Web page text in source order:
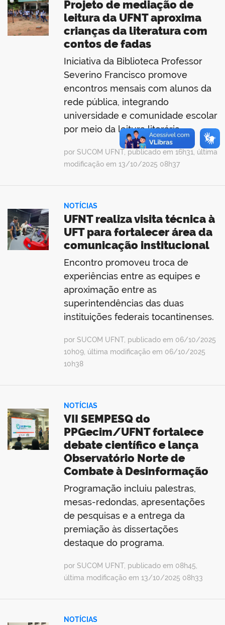
Projeto de mediação de
leitura da UFNT aproxima
crianças da literatura com
contos de fadas
Iniciativa da Biblioteca Professor
Severino Francisco promove
encontros mensais com alunos da
rede pública, integrando
universidade e comunidade escolar
por meio da leitura literária
por SUCOM UFNT, publicado em 16h31, última
modificação em 13/10/2025 08h37
NOTÍCIAS
UFNT realiza visita técnica à
UFT para fortalecer área da
comunicação institucional
Encontro promoveu troca de
experiências entre as equipes e
aproximação entre as
superintendências das duas
instituições federais tocantinenses.
por SUCOM UFNT, publicado em 06/10/2025
10h09, última modificação em 06/10/2025
10h38
NOTÍCIAS
VII SEMPESQ do
PPGecim/UFNT fortalece
debate científico e lança
Observatório Norte de
Combate à Desinformação
Programação incluiu palestras,
mesas-redondas, apresentações
de pesquisas e a entrega da
premiação às dissertações
destaque do programa.
por SUCOM UFNT, publicado em 08h45,
última modificação em 13/10/2025 08h33
NOTÍCIAS